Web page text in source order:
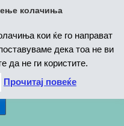
колачиња
кои ќе го направат
дека тоа не ви
да не ги користите.
Прочитај повеќе